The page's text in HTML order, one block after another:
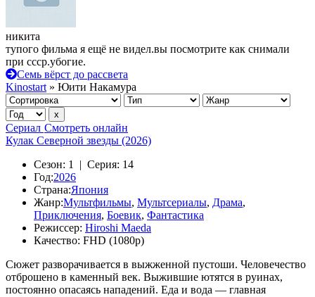
никита
тупого фильма я ещё не видел.вы посмотрите как снимали
при ссср.убогие.
Семь вёрст до рассвета
Kinostart » Юити Накамура
Сериал Смотреть онлайн
Кулак Северной звезды (2026)
Сезон: 1 | Серия: 14
Год:2026
Страна:Япония
Жанр:Мультфильмы, Мультсериалы, Драма,
Приключения, Боевик, Фантастика
Режиссер: Hiroshi Maeda
Качество: FHD (1080p)
Сюжет разворачивается в выжженной пустоши. Человечество
отброшено в каменный век. Выжившие ютятся в руинах,
постоянно опасаясь нападений. Еда и вода — главная